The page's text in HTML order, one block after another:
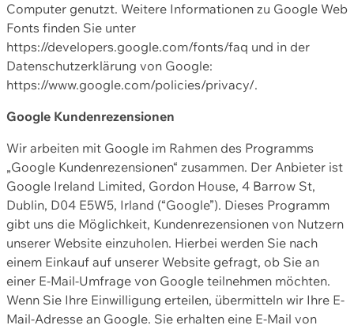
Computer genutzt. Weitere Informationen zu Google Web
Fonts finden Sie unter
https://developers.google.com/fonts/faq und in der
Datenschutzerklärung von Google:
https://www.google.com/policies/privacy/.
Google Kundenrezensionen
Wir arbeiten mit Google im Rahmen des Programms
„Google Kundenrezensionen“ zusammen. Der Anbieter ist
Google Ireland Limited, Gordon House, 4 Barrow St,
Dublin, D04 E5W5, Irland (“Google”). Dieses Programm
gibt uns die Möglichkeit, Kundenrezensionen von Nutzern
unserer Website einzuholen. Hierbei werden Sie nach
einem Einkauf auf unserer Website gefragt, ob Sie an
einer E-Mail-Umfrage von Google teilnehmen möchten.
Wenn Sie Ihre Einwilligung erteilen, übermitteln wir Ihre E-
Mail-Adresse an Google. Sie erhalten eine E-Mail von